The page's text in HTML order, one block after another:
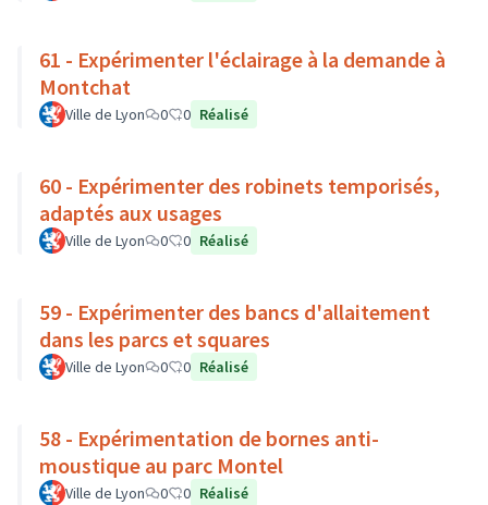
61 - Expérimenter l'éclairage à la demande à
Montchat
Ville de Lyon 0 0 Réalisé
60 - Expérimenter des robinets temporisés,
adaptés aux usages
Ville de Lyon 0 0 Réalisé
59 - Expérimenter des bancs d'allaitement
dans les parcs et squares
Ville de Lyon 0 0 Réalisé
58 - Expérimentation de bornes anti-
moustique au parc Montel
Ville de Lyon 0 0 Réalisé